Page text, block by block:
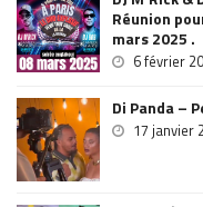
Réunion
mars 2025 .
6 février
Di Panda –
17 janvier